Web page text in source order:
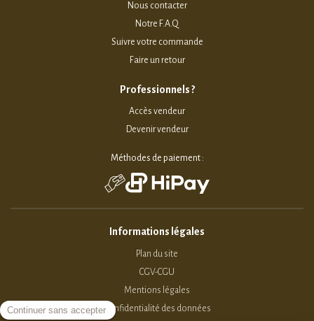
Nous contacter
Notre F.A.Q
Suivre votre commande
Faire un retour
Professionnels ?
Accès vendeur
Devenir vendeur
Méthodes de paiement :
Informations légales
Plan du site
CGV-CGU
Mentions légales
Confidentialité des données